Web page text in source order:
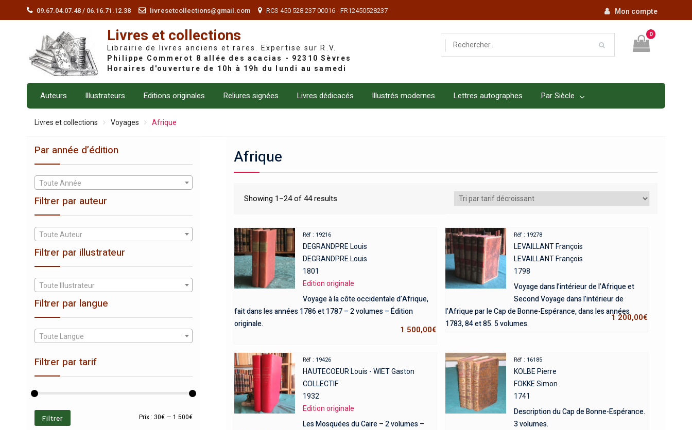
09.67.04.07.48 / 06.16.71.12.38 livresetcollections@gmail.com RCS 450 528 237 00016 - FR12450528237 Mon compte
Livres et collections
Librairie de livres anciens et rares. Expertise sur R.V.
0
Auteurs Illustrateurs Editions originales Reliures signées Livres dédicacés Illustrés modernes Lettres autographes Par Siècle
Livres et collections Voyages Afrique
Afrique
Showing 1–24 of 44 results
Réf : 19216
DEGRANDPRE Louis
DEGRANDPRE Louis
1801
Edition originale
Voyage à la côte occidentale d’Afrique,
fait dans les années 1786 et 1787 – 2 volumes – Édition
originale.
1 500,00€
Réf : 19278
LEVAILLANT François
LEVAILLANT François
1798
Voyage dans l’intérieur de l’Afrique et
Second Voyage dans l’intérieur de
l’Afrique par le Cap de Bonne-Espérance, dans les années
1783, 84 et 85. 5 volumes.
1 200,00€
Réf : 19426
HAUTECOEUR Louis - WIET Gaston
COLLECTIF
1932
Edition originale
Les Mosquées du Caire – 2 volumes –
Réf : 16185
KOLBE Pierre
FOKKE Simon
1741
Description du Cap de Bonne-Espérance.
3 volumes.
Par année d’édition
Toute Année
Filtrer par auteur
Toute Auteur
Filtrer par illustrateur
Toute Illustrateur
Filtrer par langue
Toute Langue
Filtrer par tarif
Prix
Prix
Filtrer Prix : 30€ — 1 500€